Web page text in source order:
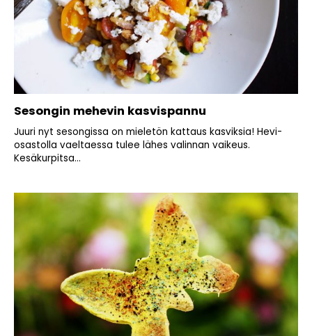
Sesongin mehevin kasvispannu
Juuri nyt sesongissa on mieletön kattaus kasviksia! Hevi-
osastolla vaeltaessa tulee lähes valinnan vaikeus.
Kesäkurpitsa...